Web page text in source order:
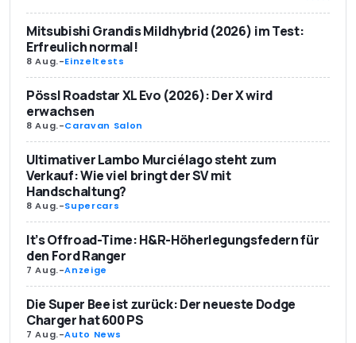
Mitsubishi Grandis Mildhybrid (2026) im Test:
Erfreulich normal!
8 Aug.-Einzeltests
Pössl Roadstar XL Evo (2026): Der X wird
erwachsen
8 Aug.-Caravan Salon
Ultimativer Lambo Murciélago steht zum
Verkauf: Wie viel bringt der SV mit
Handschaltung?
8 Aug.-Supercars
It’s Offroad-Time: H&R-Höherlegungsfedern für
den Ford Ranger
7 Aug.-Anzeige
Die Super Bee ist zurück: Der neueste Dodge
Charger hat 600 PS
7 Aug.-Auto News